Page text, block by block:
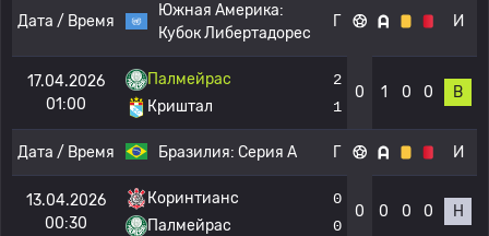
Дата / Время
Южная Америка:
Кубок Либертадорес
Г И
17.04.2026
01:00
Палмейрас
Криштал
2
1
0 1 0 0 В
Дата / Время Бразилия: Серия А Г И
13.04.2026
00:30
Коринтианс
Палмейрас
0
0
0 0 0 0 Н